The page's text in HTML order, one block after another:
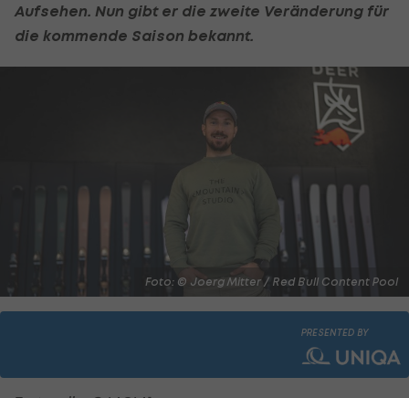
Aufsehen. Nun gibt er die zweite Veränderung für
die kommende Saison bekannt.
Foto: © Joerg Mitter / Red Bull Content Pool
PRESENTED BY